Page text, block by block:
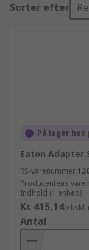
Sorter efter
På lager hos
Eaton Adapter
RS-varenummer
Producentens
Indhold (1 enhed)
Kr. 415,14(ekskl.
Antal